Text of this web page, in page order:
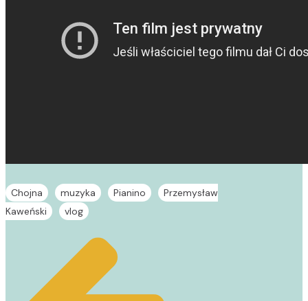
Chojna muzyka Pianino
Przemysław
Kaweński
vlog